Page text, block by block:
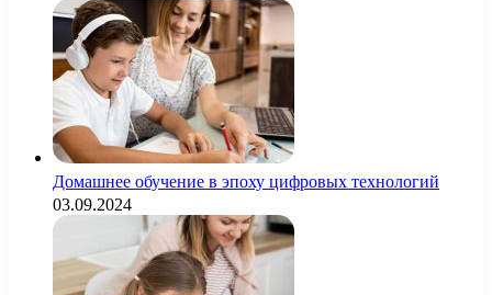
Домашнее обучение в эпоху цифровых технологий
03.09.2024